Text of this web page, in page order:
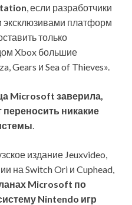
, если разработчики
эксклюзивами платформ
только
Xbox большие
Gears и Sea of Thieves».
Microsoft заверила,
никакие
.
издание Jeuxvideo,
на Switch Ori и Cuphead,
Microsoft по
Nintendo игр